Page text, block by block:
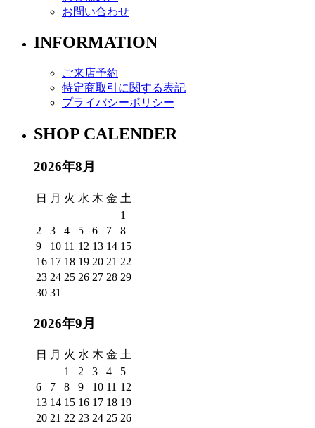
お問い合わせ
INFORMATION
ご来店予約
特定商取引に関する表記
プライバシーポリシー
SHOP CALENDER
2026年8月
日 月 火 水 木 金 土
1
2
3 4 5 6 7
8
9
10 11 12 13 14 15
16 17 18 19 20 21 22
23 24 25 26 27 28 29
30 31
2026年9月
日 月 火 水 木 金 土
1
2 3 4
5
6
7 8 9 10 11 12
13 14 15 16 17 18 19
20 21 22 23 24 25 26